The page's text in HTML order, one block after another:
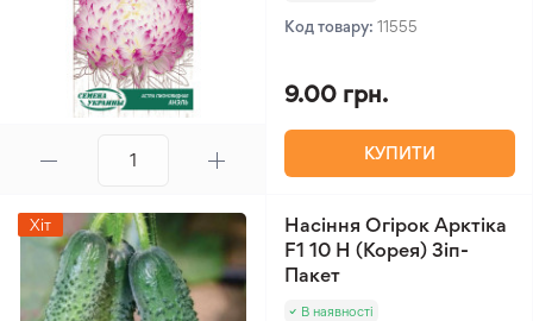
Код товару: 11555
9.00 грн.
КУПИТИ
Хіт
Насіння Огірок Арктіка
F1 10 Н (Корея) Зіп-
Пакет
В наявності